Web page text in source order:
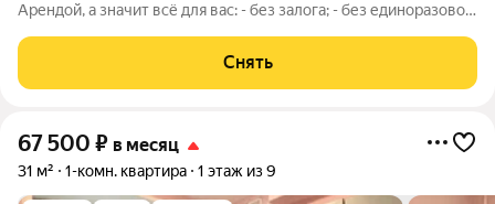
Арендой, а значит всё для вас: - без залога; - без единоразовой
проживания. Мы можем показать вам квартиру онлайн это так
же детально,
Снять
67 500 ₽ в месяц
31 м² 1-комн. квартира 1 этаж из 9